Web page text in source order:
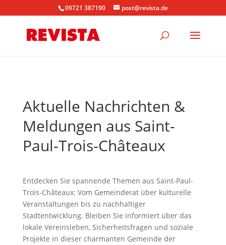
09721 387190 post@revista.de
Aktuelle Nachrichten &
Meldungen aus Saint-
Paul-Trois-Châteaux
Entdecken Sie spannende Themen aus Saint-Paul-
Trois-Châteaux: Vom Gemeinderat über kulturelle
Veranstaltungen bis zu nachhaltiger
Stadtentwicklung. Bleiben Sie informiert über das
lokale Vereinsleben, Sicherheitsfragen und soziale
Projekte in dieser charmanten Gemeinde der